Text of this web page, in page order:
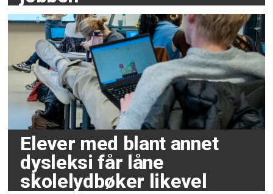
Elever med blant annet
dysleksi får låne
skolelydbøker likevel